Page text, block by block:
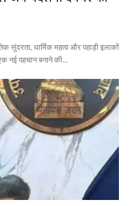
धार्मिक महत्व और पहाड़ी इलाकों
नई पहचान बनाने की...